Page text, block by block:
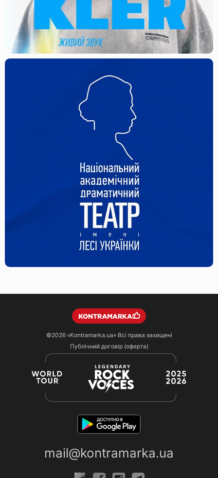
©2026 «Kontramarka.ua»Всі права захищені
Публічний договір (оферта)
mail@kontramarka.ua